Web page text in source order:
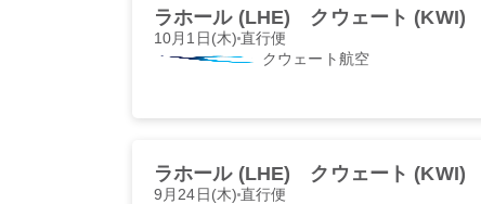
ラホール (LHE) クウェート (KWI)
10月1日(木)直行便
クウェート航空
ラホール (LHE) クウェート (KWI)
9月24日(木)直行便